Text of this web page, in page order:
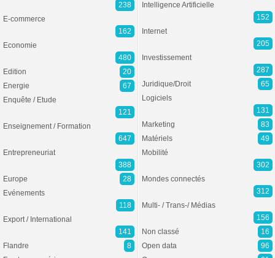
238
E-commerce
162
Economie
480
Edition
20
Energie
67
Enquête / Etude
121
Enseignement / Formation
647
Entrepreneuriat
388
Europe
28
Evénements
118
Export / International
141
Flandre
8
Intelligence Artificielle
152
Internet
205
Investissement
287
Juridique/Droit
65
Logiciels
131
Marketing
83
Matériels
49
Mobilité
302
Mondes connectés
312
Multi- / Trans-/ Médias
156
Non classé
16
Open data
96